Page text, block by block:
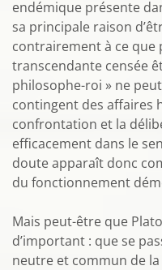
endémique présente
sa principale raison
contrairement à ce que
transcendante censée
philosophe-roi » ne
contingent des affaires
confrontation et la
efficacement dans le
doute apparaît donc
du fonctionnement
Mais peut-être que
d’important : que se
neutre et commun de